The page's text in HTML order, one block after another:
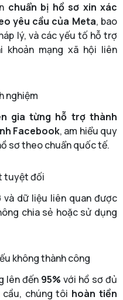
chuẩn bị hồ sơ xin xác
yêu cầu của Meta, bao
lý, và các yếu tố hỗ trợ
khoản mạng xã hội liên
nghiệm
gia từng hỗ trợ thành
Facebook, am hiểu quy
sơ theo chuẩn quốc tế.
tuyệt đối
dữ liệu liên quan được
chia sẻ hoặc sử dụng
không thành công
lên đến 95% với hồ sơ đủ
chúng tôi hoàn tiền